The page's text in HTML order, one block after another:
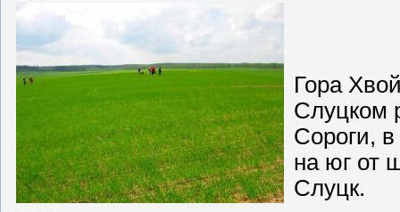
Гора
Слуцком
Сороги, в
на юг от
Слуцк.